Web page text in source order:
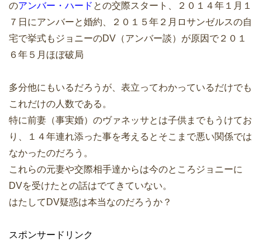
のアンバー・ハード との交際スタート、２０１４年１月１
７日にアンバーと婚約、２０１５年２月ロサンゼルスの自
宅で挙式もジョニーのDV（アンバー談）が原因で２０１
６年５月ほぼ破局
多分他にもいるだろうが、表立ってわかっているだけでも
これだけの人数である。
特に前妻（事実婚）のヴァネッサとは子供までもうけてお
り、１４年連れ添った事を考えるとそこまで悪い関係では
なかったのだろう。
これらの元妻や交際相手達からは今のところジョニーに
DVを受けたとの話はでてきていない。
はたしてDV疑惑は本当なのだろうか？
スポンサードリンク